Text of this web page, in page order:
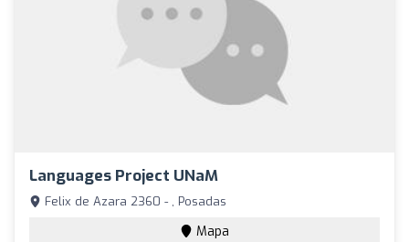
Languages ​​project UNaM
Felix de Azara 2360 - , Posadas
Mapa